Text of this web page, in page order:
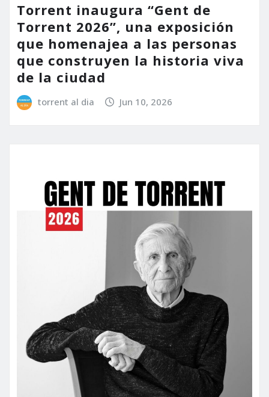
Torrent inaugura “Gent de
Torrent 2026”, una exposición
que homenajea a las personas
que construyen la historia viva
de la ciudad
torrent al dia Jun 10, 2026